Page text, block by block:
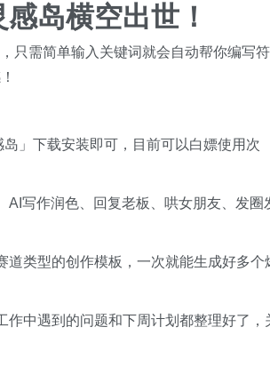
岛横空出世！
只需简单输入关键词就会自动帮你编写符
」下载安装即可，目前可以白嫖使用次
AI写作润色、回复老板、哄女朋友、发圈
类型的创作模板，一次就能生成好多个
中遇到的问题和下周计划都整理好了，